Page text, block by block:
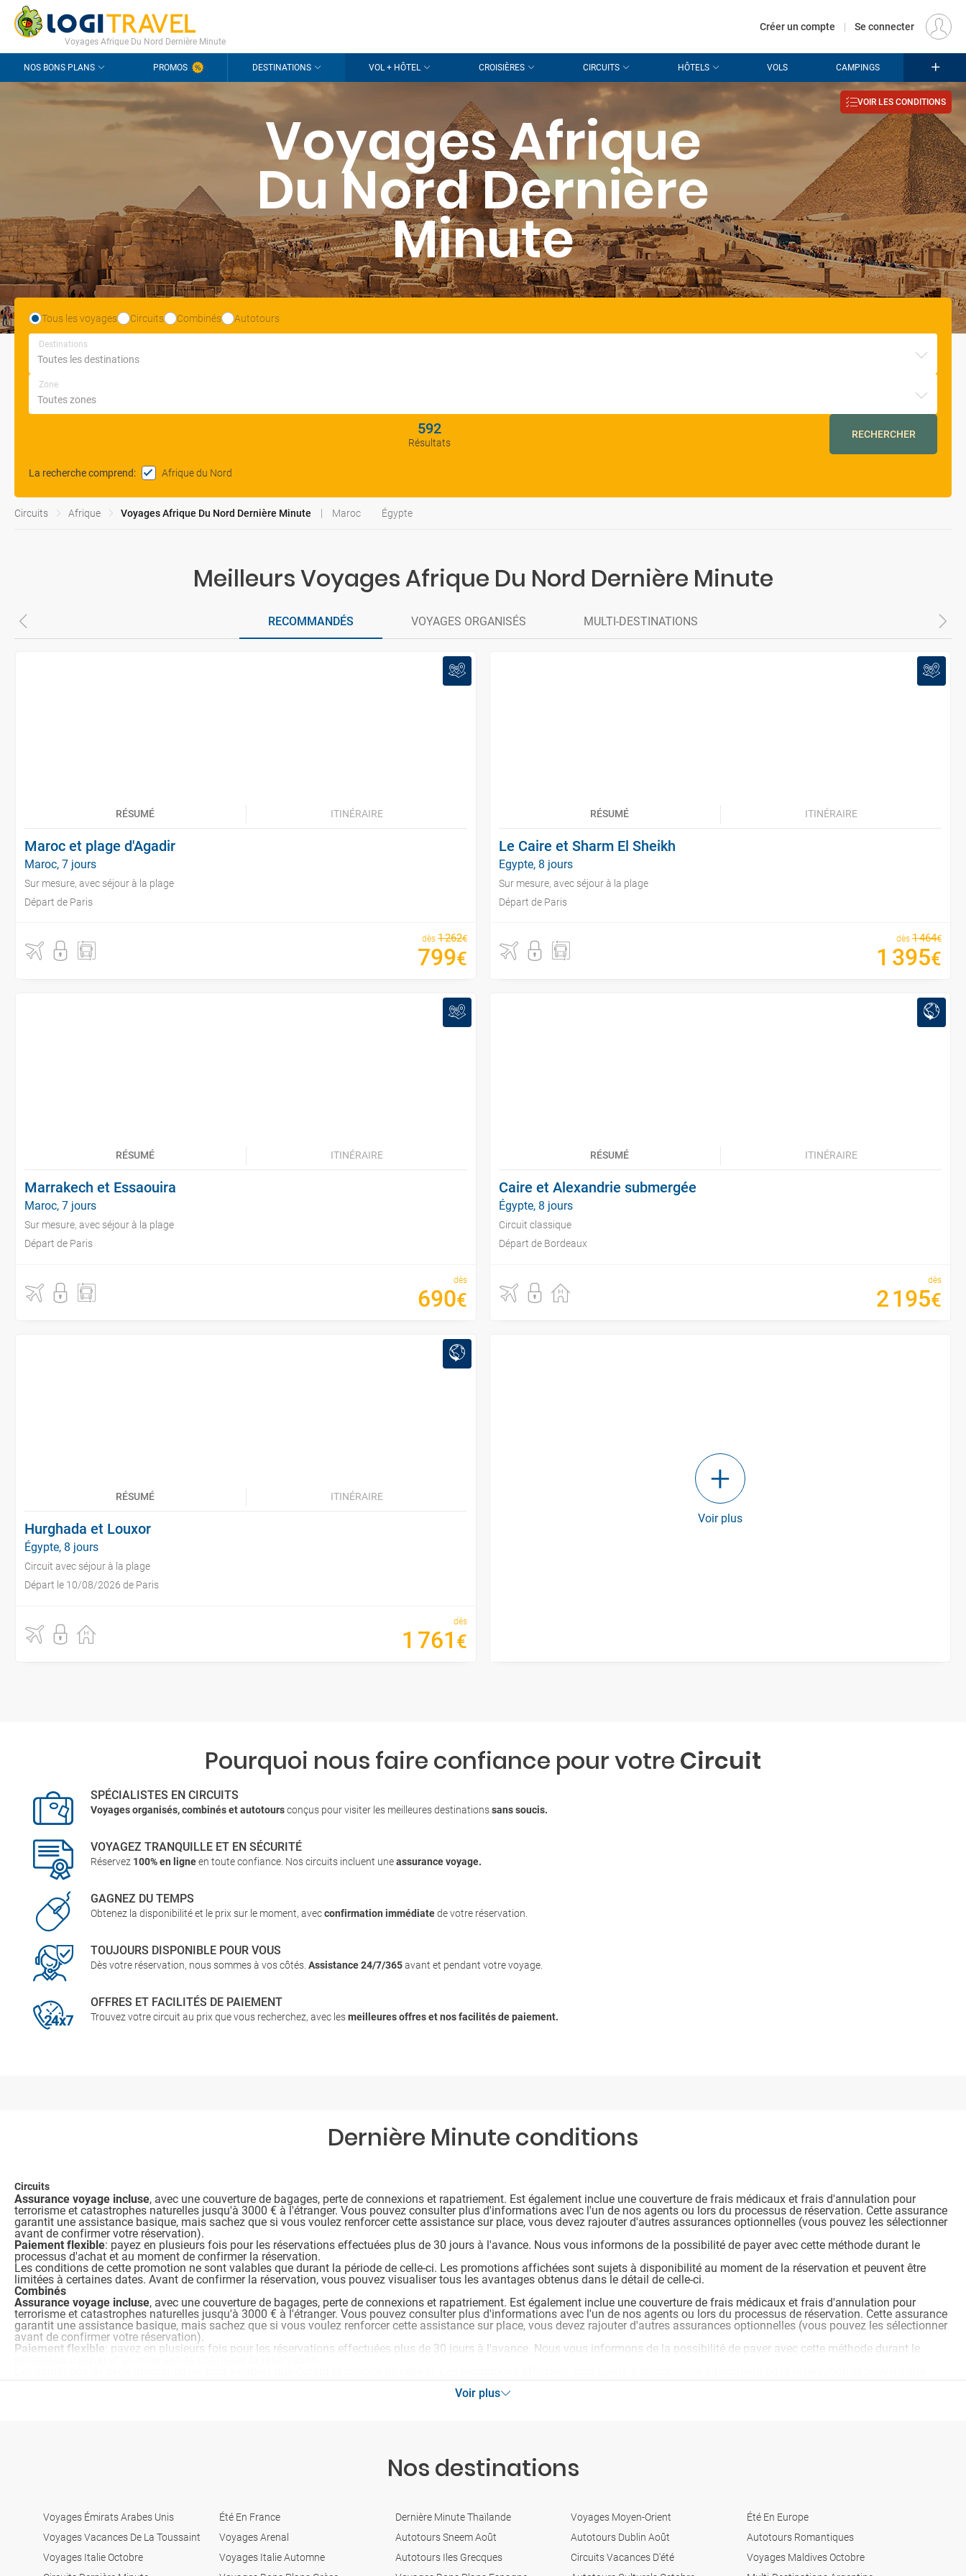
CONTACT QUESTIONS FRÉQUENTES EUR
Voyages Afrique Du Nord Dernière Minute
Créer un compte | Se connecter
NOS BONS PLANS PROMOS DESTINATIONS VOL + HÔTEL CROISIÈRES CIRCUITS HÔTELS VOLS CAMPINGS
Voyages Afrique
Du Nord Dernière
Minute
VOIR LES CONDITIONS
Tous les voyages Circuits Combinés Autotours
Destinations
Zone
592
Résultats
RECHERCHER
La recherche comprend: Afrique du Nord
Circuits Afrique Voyages Afrique Du Nord Dernière Minute Maroc Égypte
Meilleurs Voyages Afrique Du Nord Dernière Minute
RECOMMANDÉS VOYAGES ORGANISÉS MULTI-DESTINATIONS
RÉSUMÉ ITINÉRAIRE
Maroc et plage d'Agadir
Maroc, 7 jours
Sur mesure, avec séjour à la plage
Départ de Paris
dès 1262€
799€
RÉSUMÉ ITINÉRAIRE
Le Caire et Sharm El Sheikh
Egypte, 8 jours
Sur mesure, avec séjour à la plage
Départ de Paris
dès 1464€
1 395€
RÉSUMÉ ITINÉRAIRE
Marrakech et Essaouira
Maroc, 7 jours
Sur mesure, avec séjour à la plage
Départ de Paris
dès
690€
RÉSUMÉ ITINÉRAIRE
Caire et Alexandrie submergée
Égypte, 8 jours
Circuit classique
Départ de Bordeaux
dès
2195€
RÉSUMÉ ITINÉRAIRE
Hurghada et Louxor
Égypte, 8 jours
Circuit avec séjour à la plage
Départ le 10/08/2026 de Paris
dès
1 761 €
Voir plus
Pourquoi nous faire confiance pour votre Circuit
SPÉCIALISTES EN CIRCUITS
Voyages organisés, combinés et autotoursconçus pour visiter les meilleures destinationssans soucis.
VOYAGEZ TRANQUILLE ET EN SÉCURITÉ
Réservez 100% en ligneen toute confiance. Nos circuits incluent uneassurance voyage.
GAGNEZ DU TEMPS
Obtenez la disponibilité et le prix sur le moment, avecconfirmation immédiatede votre réservation.
TOUJOURS DISPONIBLE POUR VOUS
Dès votre réservation, nous sommes à vos côtés.Assistance 24/7/365avant et pendant votre voyage.
OFFRES ET FACILITÉS DE PAIEMENT
Trouvez votre circuit au prix que vous recherchez, avec lesmeilleures offres et nos facilités de paiement.
Dernière Minute conditions
Circuits
Assurance voyage incluse, avec une couverture de bagages, perte de connexions et rapatriement. Est également inclue une couverture de frais médicaux et frais d'annulation pour
terrorisme et catastrophes naturelles jusqu'à 3000 € à l'étranger. Vous pouvez consulter plus d'informations avec l'un de nos agents ou lors du processus de réservation. Cette assurance
garantit une assistance basique, mais sachez que si vous voulez renforcer cette assistance sur place, vous devez rajouter d'autres assurances optionnelles (vous pouvez les sélectionner
avant de confirmer votre réservation).
Paiement flexible: payez en plusieurs fois pour les réservations effectuées plus de 30 jours à l'avance. Nous vous informons de la possibilité de payer avec cette méthode durant le
processus d'achat et au moment de confirmer la réservation.
Les conditions de cette promotion ne sont valables que durant la période de celle-ci. Les promotions affichées sont sujets à disponibilité au moment de la réservation et peuvent être
limitées à certaines dates. Avant de confirmer la réservation, vous pouvez visualiser tous les avantages obtenus dans le détail de celle-ci.
Combinés
Assurance voyage incluse, avec une couverture de bagages, perte de connexions et rapatriement. Est également inclue une couverture de frais médicaux et frais d'annulation pour
terrorisme et catastrophes naturelles jusqu'à 3000 € à l'étranger. Vous pouvez consulter plus d'informations avec l'un de nos agents ou lors du processus de réservation. Cette assurance
garantit une assistance basique, mais sachez que si vous voulez renforcer cette assistance sur place, vous devez rajouter d'autres assurances optionnelles (vous pouvez les sélectionner
avant de confirmer votre réservation).
Paiement flexible: payez en plusieurs fois pour les réservations effectuées plus de 30 jours à l'avance. Nous vous informons de la possibilité de payer avec cette méthode durant le
Les conditions de cette promotion ne sont valables que durant la période de celle-ci. Les promotions affichées sont sujets à disponibilité au moment de la réservation et peuvent être
Voir plus
Nos destinations
Voyages Émirats Arabes Unis Été En France Dernière Minute Thaïlande Voyages Moyen-Orient
Été En Europe
Voyages Vacances De La Toussaint
Voyages Arenal Autotours Sneem Août Autotours Dublin Août
Autotours Romantiques
Voyages Italie Octobre
Voyages Italie Automne Autotours Iles Grecques Circuits Vacances D'été
Voyages Maldives Octobre